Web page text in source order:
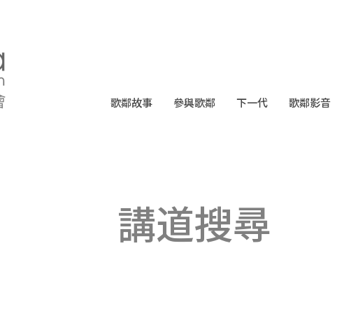
歌鄰故事 參與歌鄰 下一代 歌鄰影音
講道搜尋